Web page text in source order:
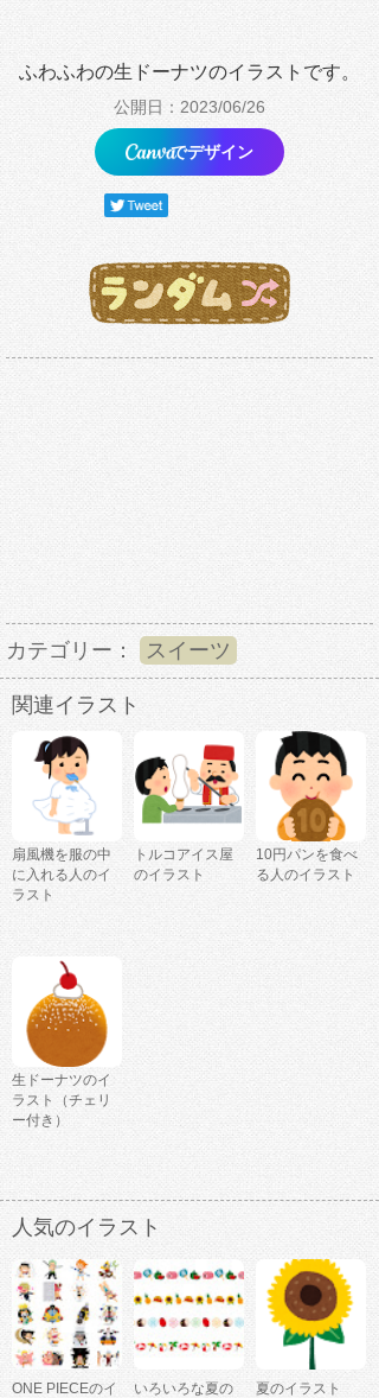
ふわふわの生ドーナツのイラストです。
公開日：2023/06/26
でデザイン
カテゴリー： スイーツ
関連イラスト
扇風機を服の中
に入れる人のイ
ラスト
トルコアイス屋
のイラスト
10円パンを食べ
る人のイラスト
生ドーナツのイ
ラスト（チェリ
ー付き）
人気のイラスト
ONE PIECEのイ
いろいろな夏の
夏のイラスト